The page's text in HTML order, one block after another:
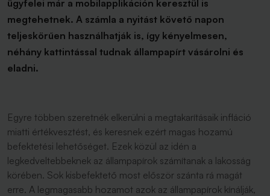
ügyfelei már a mobilapplikáción keresztül is
megtehetnek. A számla a nyitást követő napon
teljeskörűen használhatják is, így kényelmesen,
néhány kattintással tudnak állampapírt vásárolni és
eladni.
Egyre többen szeretnék elkerülni a megtakarításaik infláció
miatti értékvesztést, és keresnek ezért magas hozamú
befektetési lehetőséget. Ezek közül az idén a
legkedveltebbeknek az állampapírok számítanak a lakosság
körében. Sok kisbefektető most először szánta rá magát
erre. A legmagasabb hozamot azok az állampapírok kínálják,